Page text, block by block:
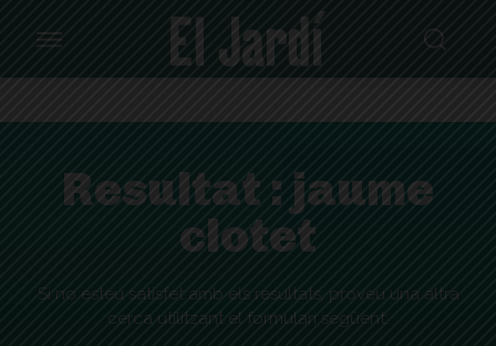
Resultat : jaume
clotet
Si no esteu satisfet amb els resultats, proveu una altra
cerca utilitzant el formulari següent: